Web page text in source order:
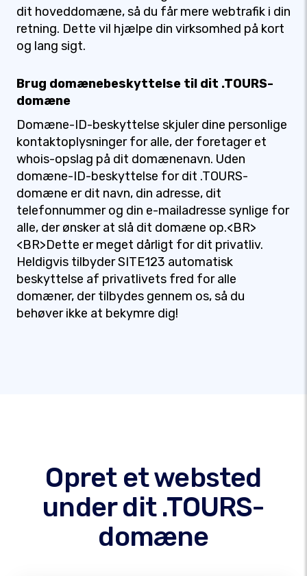
dit hoveddomæne, så du får mere webtrafik i din
retning. Dette vil hjælpe din virksomhed på kort
og lang sigt.
Brug domænebeskyttelse til dit .TOURS-
domæne
Domæne-ID-beskyttelse skjuler dine personlige
kontaktoplysninger for alle, der foretager et
whois-opslag på dit domænenavn. Uden
domæne-ID-beskyttelse for dit .TOURS-
domæne er dit navn, din adresse, dit
telefonnummer og din e-mailadresse synlige for
alle, der ønsker at slå dit domæne op.<BR>
<BR>Dette er meget dårligt for dit privatliv.
Heldigvis tilbyder SITE123 automatisk
beskyttelse af privatlivets fred for alle
domæner, der tilbydes gennem os, så du
behøver ikke at bekymre dig!
Opret et websted
under dit .TOURS-
domæne